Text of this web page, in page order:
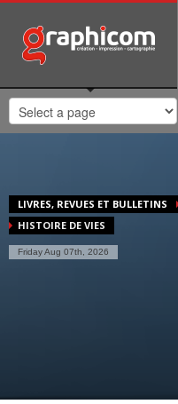
NOTRE
Notre entreprise familiale est
plans de ville, mais est
création graphique, en
de haute qualité. Nous
couvrons donc une large
Vendredi: 8:30-12:30/14:00-
Samedi/Dimanche: Fermé.
LIVRES, REVUES ET BULLETINS
HISTOIRE DE VIES
Friday Aug 07th, 2026